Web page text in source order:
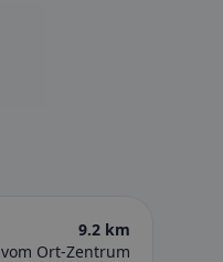
9.2 km
vom Ort-Zentrum